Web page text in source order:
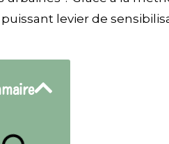
levier de